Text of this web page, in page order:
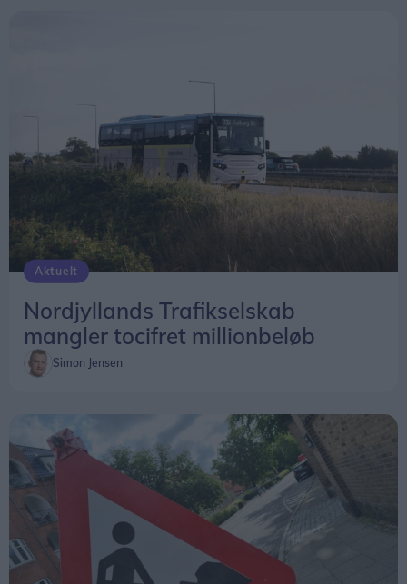
Aktuelt
Nordjyllands Trafikselskab
mangler tocifret millionbeløb
Simon Jensen